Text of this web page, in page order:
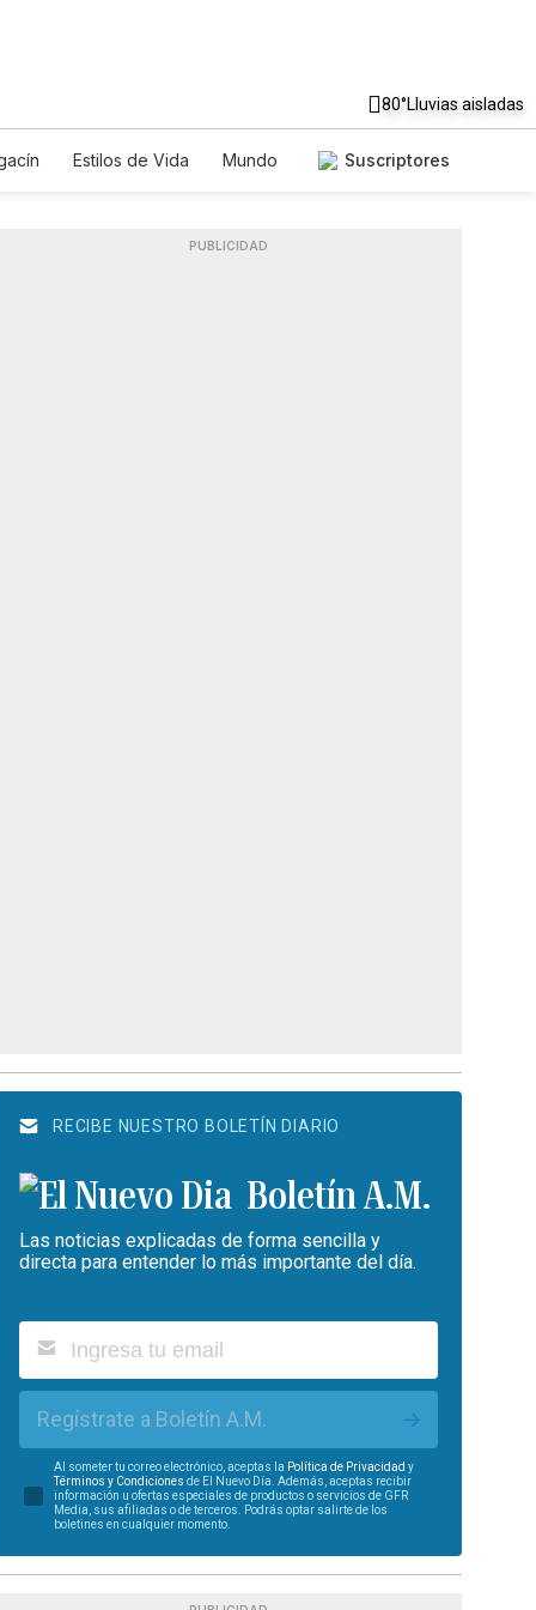
80°Lluvias aisladas
Estilos de Vida
Mundo
Suscriptores
PUBLICIDAD
RECIBE NUESTRO BOLETÍN DIARIO
Boletín A.M.
Las noticias explicadas de forma sencilla y
directa para entender lo más importante del día.
Regístrate a Boletín A.M.
Al someter tu correo electrónico, aceptas la Política de Privacidad y
Términos y Condiciones de El Nuevo Día. Además, aceptas recibir
información u ofertas especiales de productos o servicios de GFR
Media, sus afiliadas o de terceros. Podrás optar salirte de los
boletines en cualquier momento.